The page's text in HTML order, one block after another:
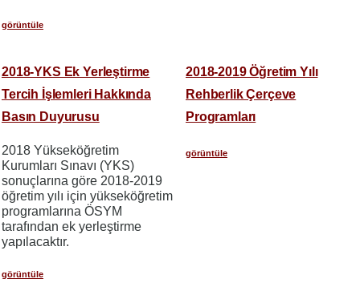
görüntüle
2018-YKS Ek Yerleştirme
Tercih İşlemleri Hakkında
Basın Duyurusu
2018 Yükseköğretim
Kurumları Sınavı (YKS)
sonuçlarına göre 2018-2019
öğretim yılı için yükseköğretim
programlarına ÖSYM
tarafından ek yerleştirme
yapılacaktır.
görüntüle
2018-2019 Öğretim Yılı
Rehberlik Çerçeve
Programları
görüntüle